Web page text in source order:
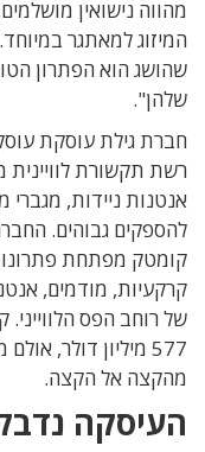
המיזוג למאתגר
שהושג הוא הפתרון
שלהן".
חברת גילת עוסקת
רשת תקשורת
אנטנות ניידות,
קומטק מפתחת
קרקעיות, מודמים,
של רוחב הפס
577 מיליון דולר,
מהקצה אל הקצה.
העיסקה